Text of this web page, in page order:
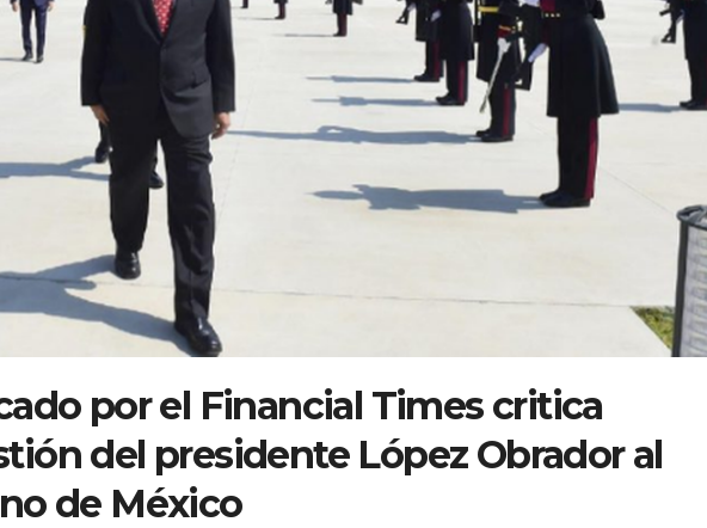
por el Financial Times critica
del presidente López Obrador al
de México